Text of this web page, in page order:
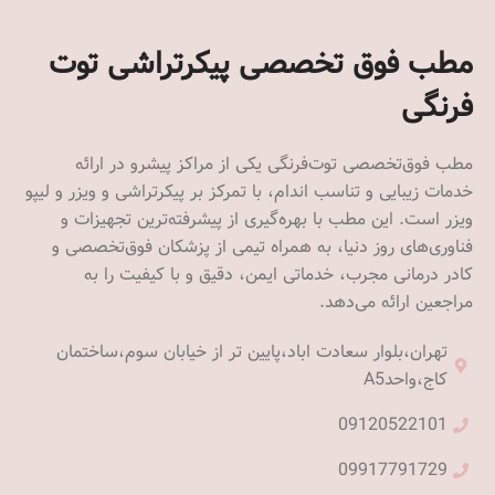
مطب فوق تخصصی پیکرتراشی توت
فرنگی
مطب فوق‌تخصصی توت‌فرنگی یکی از مراکز پیشرو در ارائه
خدمات زیبایی و تناسب اندام، با تمرکز بر پیکرتراشی و ویزر و لیپو
ویزر است. این مطب با بهره‌گیری از پیشرفته‌ترین تجهیزات و
فناوری‌های روز دنیا، به همراه تیمی از پزشکان فوق‌تخصصی و
کادر درمانی مجرب، خدماتی ایمن، دقیق و با کیفیت را به
مراجعین ارائه می‌دهد.
تهران،بلوار سعادت اباد،پایین تر از خیابان سوم،ساختمان
کاج،واحدA5
09120522101
09917791729